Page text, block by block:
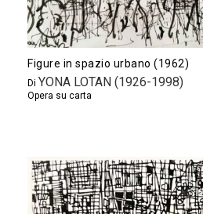
Figure in spazio urbano (1962)
Di YONA LOTAN (1926-1998)
Opera su carta